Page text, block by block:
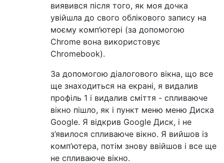
виявився після того, як моя дочка
увійшла до свого облікового запису на
моєму комп’ютері (за допомогою
Chrome вона використовує
Chromebook).
За допомогою діалогового вікна, що все
ще знаходиться на екрані, я видалив
профіль 1 і видалив сміття - спливаюче
вікно пішло, як і пункт меню меню Диска
Google. Я відкрив Google Диск, і не
з’явилося спливаюче вікно. Я вийшов із
комп’ютера, потім знову ввійшов і все ще
не спливаюче вікно.